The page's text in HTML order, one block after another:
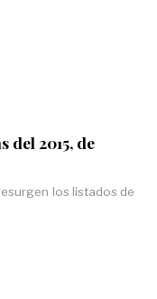
del 2015, de
los listados de